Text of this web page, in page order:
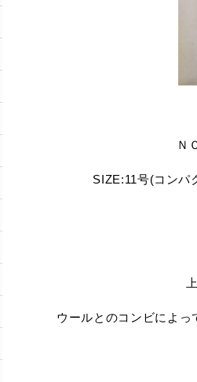
Ｎ
SIZE:11号(コンパ
ウールとのコンビによ